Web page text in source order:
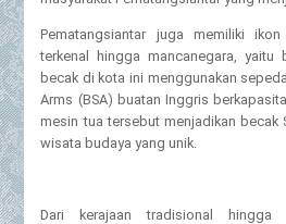
Pematangsiantar juga memiliki
terkenal hingga mancanegara, yaitu
becak di kota ini menggunakan
Arms (BSA) buatan Inggris
mesin tua tersebut menjadikan becak
wisata budaya yang unik.
Dari kerajaan tradisional hingga